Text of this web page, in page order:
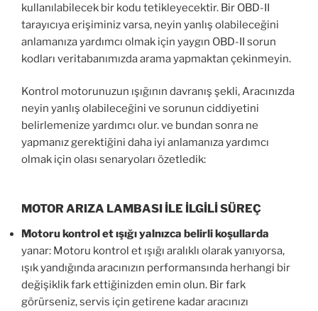
kullanılabilecek bir kodu tetikleyecektir. Bir OBD-II
tarayıcıya erişiminiz varsa, neyin yanlış olabileceğini
anlamanıza yardımcı olmak için yaygın OBD-II sorun
kodları veritabanımızda arama yapmaktan çekinmeyin.
Kontrol motorunuzun ışığının davranış şekli, Aracınızda
neyin yanlış olabileceğini ve sorunun ciddiyetini
belirlemenize yardımcı olur. ve bundan sonra ne
yapmanız gerektiğini daha iyi anlamanıza yardımcı
olmak için olası senaryoları özetledik:
MOTOR ARIZA LAMBASI İLE İLGİLİ SÜREÇ
Motoru kontrol et ışığı yalnızca belirli koşullarda
yanar: Motoru kontrol et ışığı aralıklı olarak yanıyorsa,
ışık yandığında aracınızın performansında herhangi bir
değişiklik fark ettiğinizden emin olun. Bir fark
görürseniz, servis için getirene kadar aracınızı